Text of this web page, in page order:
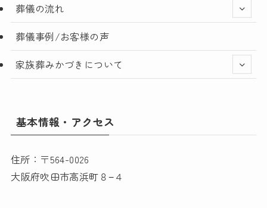
葬儀の流れ
葬儀事例/お客様の声
家族葬みかづきについて
基本情報・アクセス
住所：〒564-0026
大阪府吹田市高浜町８−４